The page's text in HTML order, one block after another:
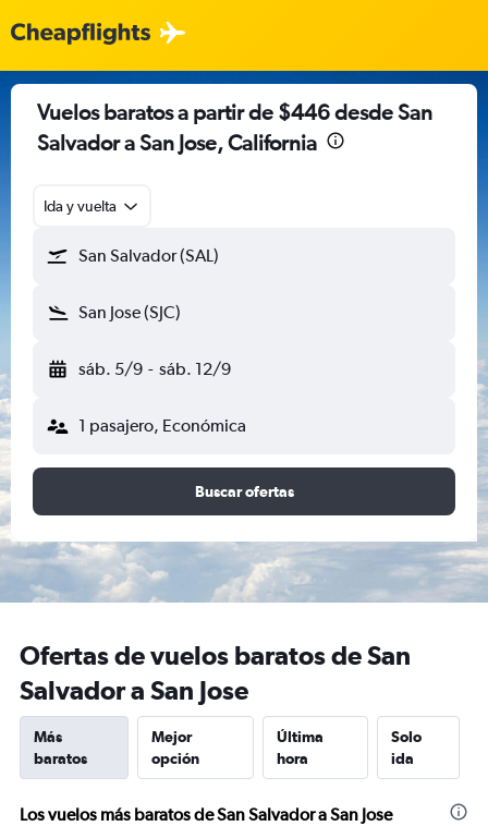
Vuelos baratos a partir de $446 desde San
Salvador a San Jose, California
Ida y vuelta
San Salvador (SAL)
San Jose (SJC)
sáb. 5/9 - sáb. 12/9
1 pasajero, Económica
Buscar ofertas
Ofertas de vuelos baratos de San
Salvador a San Jose
Más
baratos
Mejor
opción
Última
hora
Solo
ida
Los vuelos más baratos de San Salvador a San Jose